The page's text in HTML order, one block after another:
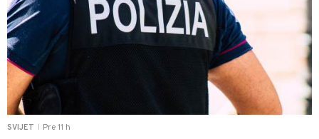
SVIJET Pre 11 h